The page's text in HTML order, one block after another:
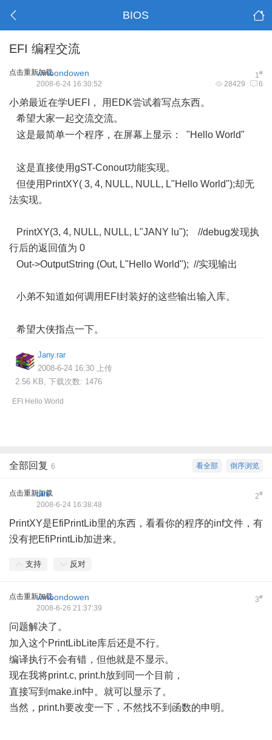
BIOS
EFI 编程交流
点击重新加载 1#
winbondowen
28429 6
2008-6-24 16:30:52
小弟最近在学UEFI， 用EDK尝试着写点东西。
希望大家一起交流交流。
这是最简单一个程序，在屏幕上显示： "Hello World"
这是直接使用gST-Conout功能实现。
但使用PrintXY( 3, 4, NULL, NULL, L"Hello World");却无
法实现。
PrintXY(3, 4, NULL, NULL, L"JANY lu"); //debug发现执
行后的返回值为 0
Out->OutputString (Out, L"Hello World"); //实现输出
小弟不知道如何调用EFI封装好的这些输出输入库。
希望大侠指点一下。
Jany.rar
2008-6-24 16:30 上传
2.56 KB, 下载次数: 1476
EFI Hello World
倒序浏览
看全部
全部回复 6
点击重新加载 2#
bini
2008-6-24 16:38:48
PrintXY是EfiPrintLib里的东西，看看你的程序的inf文件，有
没有把EfiPrintLib加进来。
支持 反对
点击重新加载 3#
winbondowen
2008-6-26 21:37:39
问题解决了。
加入这个PrintLibLite库后还是不行。
编译执行不会有错，但他就是不显示。
现在我将print.c, print.h放到同一个目前，
直接写到make.inf中。就可以显示了。
当然，print.h要改变一下，不然找不到函数的申明。